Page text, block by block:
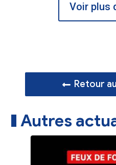
Voir plus
Retour
Autres